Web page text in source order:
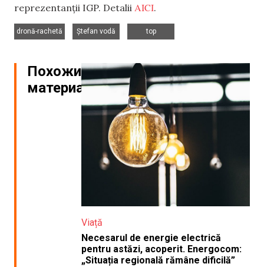
reprezentanții IGP. Detalii AICI.
dronă-rachetă
Ștefan vodă
top
Похожие
материалы
Viață
Necesarul de energie electrică
pentru astăzi, acoperit. Energocom:
„Situația regională rămâne dificilă”